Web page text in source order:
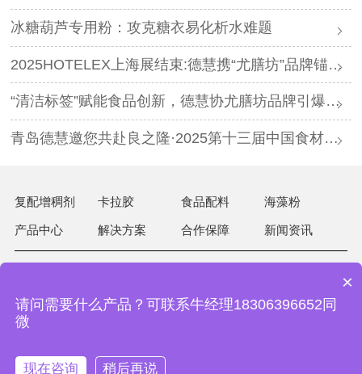
冰糖葫芦专用粉：攻克糖衣易化析水难题
2025HOTELEX上海展结束:德慧携“尤膳坊”品牌锚定健康饮食新坐标
“清洁标签”赋能食品创新，德慧协尤膳坊品牌引爆良之隆展会
青岛德慧邀您共赴良之隆·2025第十三届中国食材电商节
复配增稠剂 卡拉胶 食品配料 海藻粉
产品中心 解决方案 合作保障 新闻资讯
地址：山东省青岛市即墨区蓝谷高新技术产业开发区山水路
26号
×
请问需要什么产品？可联系牛经理18306396652同
微
现在咨询 稍后再说